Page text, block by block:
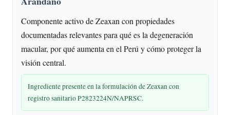
Componente activo de Zeaxan con propiedades
documentadas relevantes para qué es la degeneración
macular, por qué aumenta en el Perú y cómo proteger la
visión central.
Ingrediente presente en la formulación de Zeaxan con
registro sanitario P2823224N/NAPRSC.